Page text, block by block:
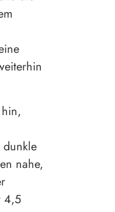
dunkle
nahe,
4,5